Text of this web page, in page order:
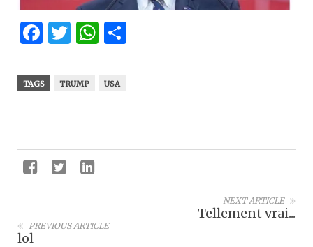
Facebook
Twitter
WhatsApp
TAGS TRUMP USA
NEXT ARTICLE
Tellement vrai...
PREVIOUS ARTICLE
lol